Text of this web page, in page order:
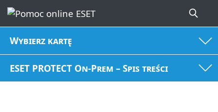
Wybierz kartę
ESET PROTECT On-Prem – Spis treści